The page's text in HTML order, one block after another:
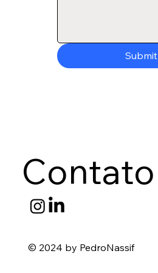
Submit
Contato
© 2024 by PedroNassif